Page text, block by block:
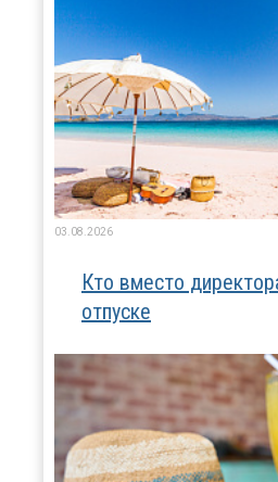
03.08.2026
Кто вместо
отпуске